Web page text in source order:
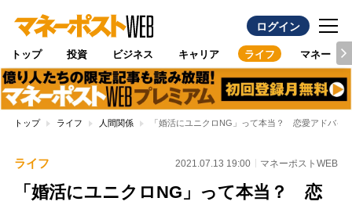
ログイン
トップ 投資 ビジネス キャリア ライフ マネー
トップ ライフ 人間関係 「婚活にユニクロNG」って本当？ 恋愛アドバイ
ライフ 2021.07.13 19:00 マネーポストWEB
「婚活にユニクロNG」って本当？ 恋